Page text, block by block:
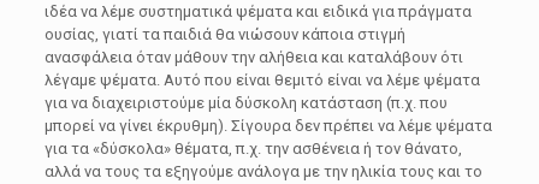
ιδέα να λέμε συστηματικά ψέματα και ειδικά για πράγματα
ουσίας, γιατί τα παιδιά θα νιώσουν κάποια στιγμή
ανασφάλεια όταν μάθουν την αλήθεια και καταλάβουν ότι
λέγαμε ψέματα. Αυτό που είναι θεμιτό είναι να λέμε ψέματα
για να διαχειριστούμε μία δύσκολη κατάσταση (π.χ. που
μπορεί να γίνει έκρυθμη). Σίγουρα δεν πρέπει να λέμε ψέματα
για τα «δύσκολα» θέματα, π.χ. την ασθένεια ή τον θάνατο,
αλλά να τους τα εξηγούμε ανάλογα με την ηλικία τους και το